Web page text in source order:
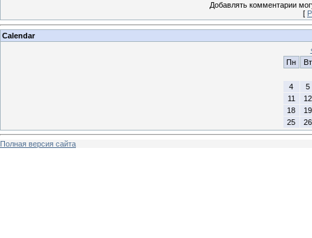
Добавлять комментарии
[
Calendar
Пн
Вт
4
5
11
12
18
19
25
26
Полная версия сайта